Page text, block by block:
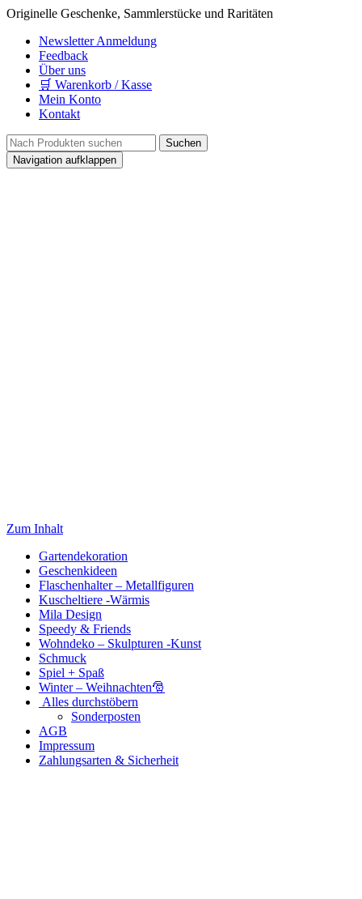
Originelle Geschenke, Sammlerstücke und Raritäten
Newsletter Anmeldung
Feedback
Über uns
🛒 Warenkorb / Kasse
Mein Konto
Kontakt
Navigation aufklappen
Zum Inhalt
Gartendekoration
Geschenkideen
Flaschenhalter – Metallfiguren
Kuscheltiere -Wärmis
Mila Design
Speedy & Friends
Wohndeko – Skulpturen -Kunst
Schmuck
Spiel + Spaß
Winter – Weihnachten🎅
Alles durchstöbern
Sonderposten
AGB
Impressum
Zahlungsarten & Sicherheit